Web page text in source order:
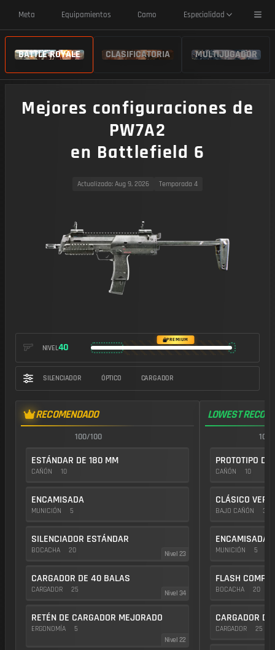
Meta Equipamientos Camo Especialidad
BATTLE ROYALE CLASIFICATORIA MULTIJUGADOR
Mejores configuraciones de
PW7A2
en Battlefield 6
Actualizado: Aug 9, 2026 Temporada 4
NIVEL40
PREMIUM
SILENCIADOR ÓPTICO CARGADOR
RECOMENDADO
100/100
ESTÁNDAR DE 180 MM
CAÑÓN 10
ENCAMISADA
MUNICIÓN 5
SILENCIADOR ESTÁNDAR
BOCACHA 20 Nivel 23
CARGADOR DE 40 BALAS
CARGADOR 25 Nivel 34
RETÉN DE CARGADOR MEJORADO
ERGONOMÍA
5
Nivel 22
LOWEST RECOIL
PROTOTIPO
CAÑÓN 10
CLÁSICO
BAJO CAÑÓN 35
ENCAMISADA
MUNICIÓN 5
FLASH COMP
BOCACHA 20
CARGADOR
CARGADOR 25